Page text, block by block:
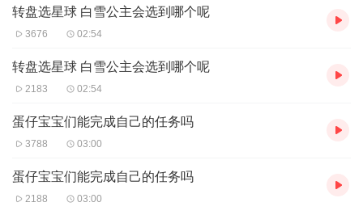
转盘选星球 白雪公主会选到哪个呢
3676 02:54
转盘选星球 白雪公主会选到哪个呢
2183 02:54
蛋仔宝宝们能完成自己的任务吗
3788 03:00
蛋仔宝宝们能完成自己的任务吗
2188 03:00